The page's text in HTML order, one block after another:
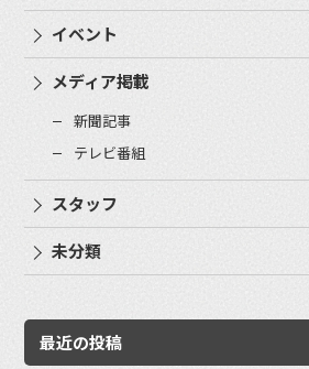
イベント
メディア掲載
新聞記事
テレビ番組
スタッフ
未分類
最近の投稿